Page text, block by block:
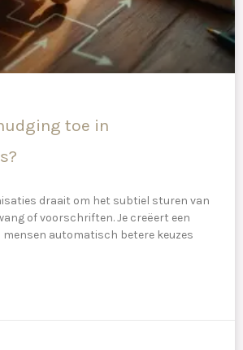
toe in
draait om het subtiel sturen van
of voorschriften. Je creëert een
mensen automatisch betere keuzes